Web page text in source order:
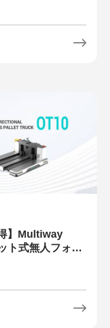
】Multiway
ト式無人フォー